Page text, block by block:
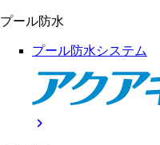
プール防水
プール防水システム
chevron_right